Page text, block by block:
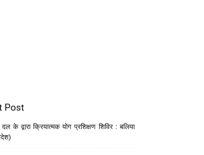
Post
के द्वारा क्रियात्मक योग प्रशिक्षण शिविर : बलिया